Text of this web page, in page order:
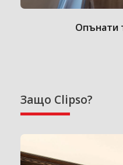
Опънати
Защо Clipso?